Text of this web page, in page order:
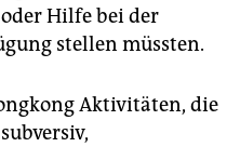
Hilfe bei der
stellen müssten.
Aktivitäten, die